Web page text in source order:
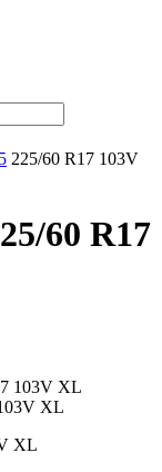
225/60 R17 103V
60 R17
XL